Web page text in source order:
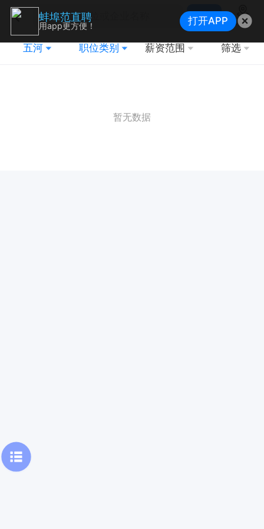
搜索
地图
五河 职位类别 薪资范围 筛选
暂无数据
蚌埠范直聘
用app更方便！ 打开APP